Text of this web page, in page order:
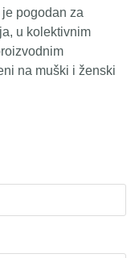
pogodan za
u kolektivnim
na muški i ženski